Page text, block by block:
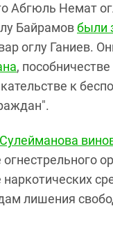
Абгюль Немат
Байрамовбыли
оглу Ганиев.
,
к
лишения